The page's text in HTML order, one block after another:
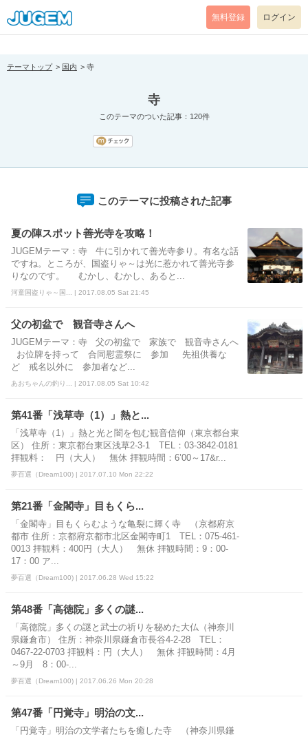
[pear_error: message="Success" code=0 mode=return level=notice
prefix="" info=""]
無料登録 ログイン
テーマトップ 国内 寺
寺
このテーマのついた記事：120件
このテーマに投稿された記事
夏の陣スポット善光寺を攻略！
JUGEMテーマ：寺 牛に引かれて善光寺参り。有名な話
ですね。ところが、国盗りゃ～は光に惹かれて善光寺参
りなのです。 むかし、むかし、あると...
河童国盗りゃ～国... | 2017.08.05 Sat 21:45
父の初盆で 観音寺さんへ
JUGEMテーマ：寺 父の初盆で 家族で 観音寺さんへ
お位牌を持って 合同慰霊祭に 参加 先祖供養な
ど 戒名以外に 参加者など...
あおちゃんの釣り... | 2017.08.05 Sat 10:42
第41番「浅草寺（1）」熱と...
「浅草寺（1）」熱と光と闇を包む観音信仰（東京都台東
区） 住所：東京都台東区浅草2-3-1 TEL：03-3842-0181
拝観料： 円（大人） 無休 拝観時間：6’00～17&r...
夢百選（Dream100) | 2017.07.10 Mon 22:22
第21番「金閣寺」目もくら...
「金閣寺」目もくらむような亀裂に輝く寺 （京都府京
都市 住所：京都府京都市北区金閣寺町1 TEL：075-461-
0013 拝観料：400円（大人） 無休 拝観時間：9：00-
17：00 ア...
夢百選（Dream100) | 2017.06.28 Wed 15:22
第48番「高徳院」多くの謎...
「高徳院」多くの謎と武士の祈りを秘めた大仏（神奈川
県鎌倉市） 住所：神奈川県鎌倉市長谷4-2-28 TEL：
0467-22-0703 拝観料：円（大人） 無休 拝観時間：4月
～9月 8：00-...
夢百選（Dream100) | 2017.06.26 Mon 20:28
第47番「円覚寺」明治の文...
「円覚寺」明治の文学者たちを癒した寺 （神奈川県鎌